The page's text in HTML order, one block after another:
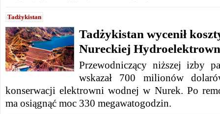
Tadżykistan
Tadżykistan wycenił
Nureckiej
Przewodniczący niższej izby
wskazał 700 milionów
konserwacji elektrowni wodnej w Nurek. Po
ma osiągnąć moc 330 megawatogodzin.